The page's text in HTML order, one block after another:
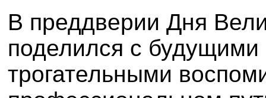
В преддверии Дня
поделился с будущими
трогательными